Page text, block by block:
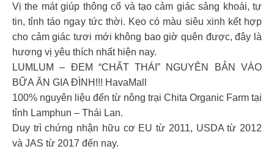
Vị the mát giúp thông cổ và tạo cảm giác sảng khoái, tự
tin, tỉnh táo ngay tức thời. Kẹo có màu siêu xinh kết hợp
cho cảm giác tươi mới không bao giờ quên được, đây là
hương vị yêu thích nhất hiện nay.
LUMLUM – ĐEM “CHẤT THÁI” NGUYÊN BẢN VÀO
BỮA ĂN GIA ĐÌNH!!! HavaMall
100% nguyên liệu đến từ nông trại Chita Organic Farm tại
tỉnh Lamphun – Thái Lan.
Duy trì chứng nhận hữu cơ EU từ 2011, USDA từ 2012
và JAS từ 2017 đến nay.